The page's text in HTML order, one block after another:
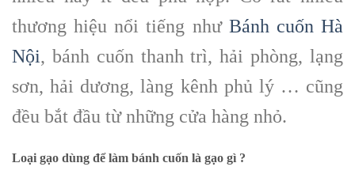
thương hiệu nổi tiếng như Bánh cuốn Hà
Nội, bánh cuốn thanh trì, hải phòng, lạng
sơn, hải dương, làng kênh phủ lý … cũng
đều bắt đầu từ những cửa hàng nhỏ.
Loại gạo dùng để làm bánh cuốn là gạo gì ?